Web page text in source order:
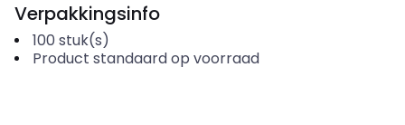
Verpakkingsinfo
100 stuk(s)
Product standaard op voorraad